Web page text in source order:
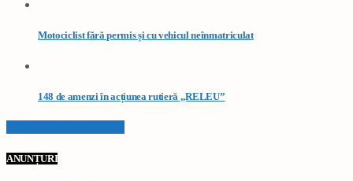
Motociclist fără permis și cu vehicul neînmatriculat
148 de amenzi în acțiunea rutieră „RELEU”
ANUNȚURI